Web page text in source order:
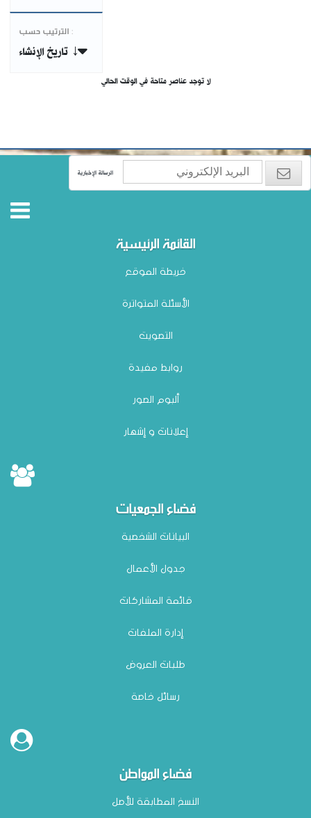
الترتيب حسب :
تاريخ الإنشاء ↓
لا توجد عناصر متاحة في الوقت الحالي
الرسالة الإخبارية
القائمة الرئيسية
خريطة الموقع
الأسئلة المتواترة
التصويت
روابط مفيدة
ألبوم الصور
إعلانات و إشهار
فضاء الجمعيات
البيانات الشخصية
جدول الأعمال
قائمة المشاركات
إدارة الملفات
طلبات العروض
رسائل خاصة
فضاء المواطن
النسخ المطابقة للأصل